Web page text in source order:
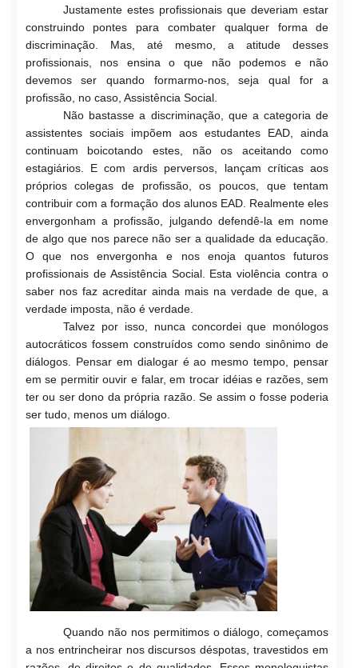
Justamente estes profissionais que deveriam estar
construindo pontes para combater qualquer forma de
discriminação. Mas, até mesmo, a atitude desses
profissionais, nos ensina o que não podemos e não
devemos ser quando formarmo-nos, seja qual for a
profissão, no caso, Assistência Social .
Não bastasse a discriminação, que a categoria de
assistentes sociais impõem aos estudantes EAD, ainda
continuam boicotando estes, não os aceitando como
estagiários. E com ardis perversos, lançam críticas aos
próprios colegas de profissão, os poucos, que tentam
contribuir com a formação dos alunos EAD. Realmente eles
envergonham a profissão, julgando defendê-la em nome
de algo que nos parece não ser a qualidade da educação.
O que nos envergonha e nos enoja quantos futuros
profissionais de Assistência Social. Esta violência contra o
saber nos faz acreditar ainda mais na verdade de que, a
verdade imposta, não é verdade.
Talvez por isso, nunca concordei que monólogos
autocráticos fossem construídos como sendo sinônimo de
diálogos. Pensar em dialogar é ao mesmo tempo, pensar
em se permitir ouvir e falar, em trocar idéias e razões, sem
ter ou ser dono da própria razão. Se assim o fosse poderia
ser tudo, menos um diálogo.
Quando não nos permitimos o diálogo, começamos
a nos entrincheirar nos discursos déspotas, travestidos em